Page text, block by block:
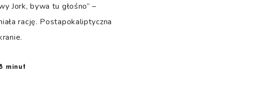
Jork, bywa tu głośno” –
rację. Postapokaliptyczna
minut